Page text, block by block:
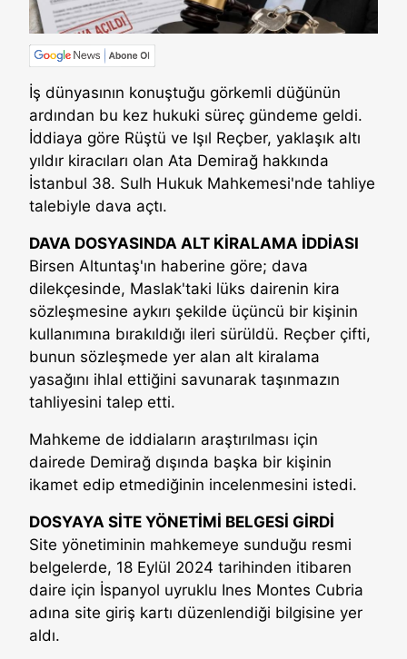
İş dünyasının konuştuğu görkemli düğünün
ardından bu kez hukuki süreç gündeme geldi.
İddiaya göre Rüştü ve Işıl Reçber, yaklaşık altı
yıldır kiracıları olan Ata Demirağ hakkında
İstanbul 38. Sulh Hukuk Mahkemesi'nde tahliye
talebiyle dava açtı.
DAVA DOSYASINDA ALT KİRALAMA İDDİASI
Birsen Altuntaş'ın haberine göre; dava
dilekçesinde, Maslak'taki lüks dairenin kira
sözleşmesine aykırı şekilde üçüncü bir kişinin
kullanımına bırakıldığı ileri sürüldü. Reçber çifti,
bunun sözleşmede yer alan alt kiralama
yasağını ihlal ettiğini savunarak taşınmazın
tahliyesini talep etti.
Mahkeme de iddiaların araştırılması için
dairede Demirağ dışında başka bir kişinin
ikamet edip etmediğinin incelenmesini istedi.
DOSYAYA SİTE YÖNETİMİ BELGESİ GİRDİ
Site yönetiminin mahkemeye sunduğu resmi
belgelerde, 18 Eylül 2024 tarihinden itibaren
daire için İspanyol uyruklu Ines Montes Cubria
adına site giriş kartı düzenlendiği bilgisine yer
aldı.